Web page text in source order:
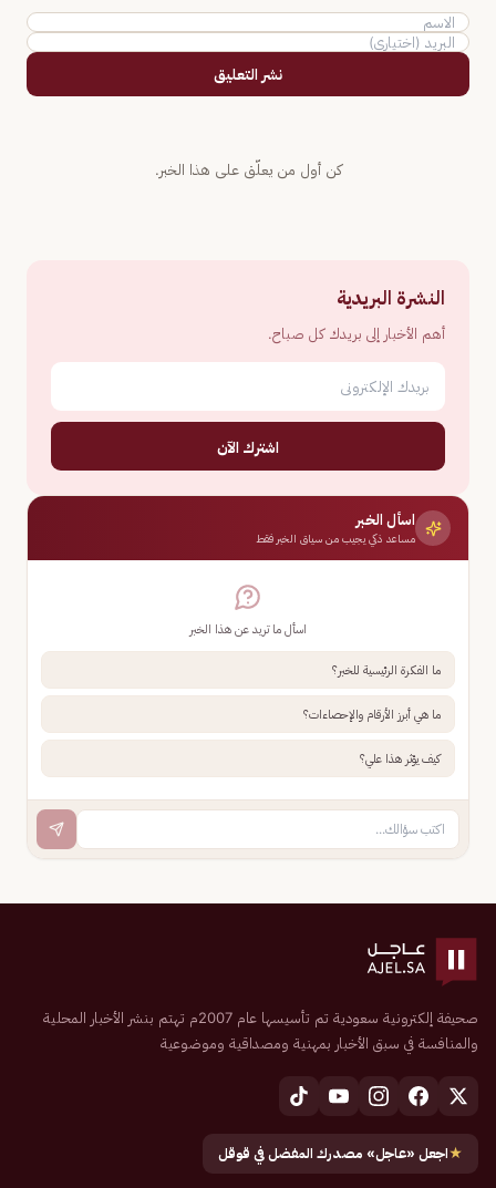
نشر التعليق
كن أول من يعلّق على هذا الخبر.
النشرة البريدية
أهم الأخبار إلى بريدك كل صباح.
اشترك الآن
اسأل الخبر
مساعد ذكي يجيب من سياق الخبر فقط
اسأل ما تريد عن هذا الخبر
ما الفكرة الرئيسية للخبر؟
ما هي أبرز الأرقام والإحصاءات؟
كيف يؤثر هذا علي؟
صحيفة إلكترونية سعودية تم تأسيسها عام 2007م تهتم بنشر الأخبار المحلية
والمنافسة في سبق الأخبار بمهنية ومصداقية وموضوعية
★اجعل «عاجل» مصدرك المفضل في قوقل